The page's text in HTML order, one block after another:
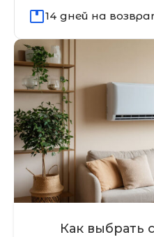
14 дней на
Как выбрать